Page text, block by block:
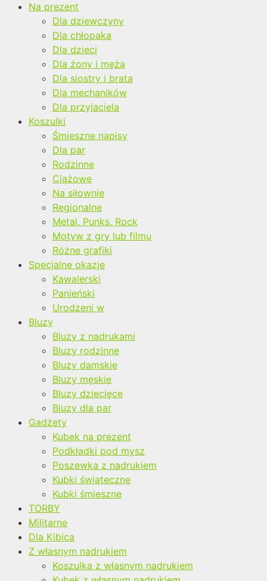
Na prezent
Dla dziewczyny
Dla chłopaka
Dla dzieci
Dla żony i męża
Dla siostry i brata
Dla mechaników
Dla przyjaciela
Koszulki
Śmieszne napisy
Dla par
Rodzinne
Ciążowe
Na siłownie
Regionalne
Metal, Punks, Rock
Motyw z gry lub filmu
Różne grafiki
Specjalne okazje
Kawalerski
Panieński
Urodzeni w
Bluzy
Bluzy z nadrukami
Bluzy rodzinne
Bluzy damskie
Bluzy męskie
Bluzy dziecięce
Bluzy dla par
Gadżety
Kubek na prezent
Podkładki pod mysz
Poszewka z nadrukiem
Kubki świąteczne
Kubki śmieszne
TORBY
Militarne
Dla Kibica
Z własnym nadrukiem
Koszulka z własnym nadrukiem